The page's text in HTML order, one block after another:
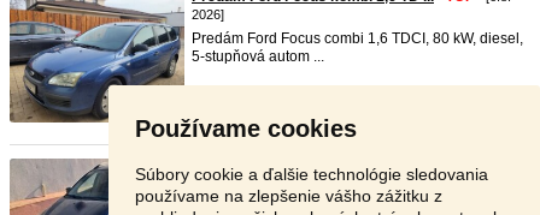
Používame cookies
Súbory cookie a ďalšie technológie sledovania
používame na zlepšenie vášho zážitku z
2026]
Predám Ford Focus combi 1,6 TDCI, 80 kW, diesel,
5-stupňová autom ...
Predám Ford Focus combi 2.0 tdi Rok výroby
2008,výkon 100 kw Tm ...